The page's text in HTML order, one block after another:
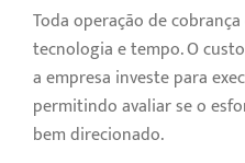
Toda operação de
tecnologia e tempo. O
a empresa investe para
permitindo avaliar se o
bem direcionado.